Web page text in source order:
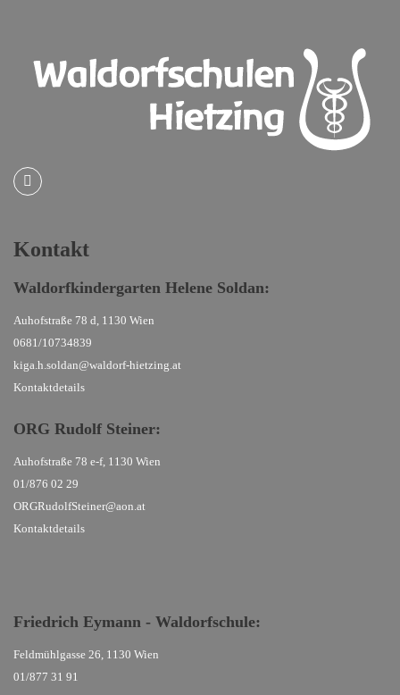
Kontakt
Waldorfkindergarten Helene Soldan:
Auhofstraße 78 d, 1130 Wien
0681/10734839
kiga.h.soldan@waldorf-hietzing.at
Kontaktdetails
ORG Rudolf Steiner:
Auhofstraße 78 e-f, 1130 Wien
01/876 02 29
ORGRudolfSteiner@aon.at
Kontaktdetails
Friedrich Eymann - Waldorfschule:
Feldmühlgasse 26, 1130 Wien
01/877 31 91